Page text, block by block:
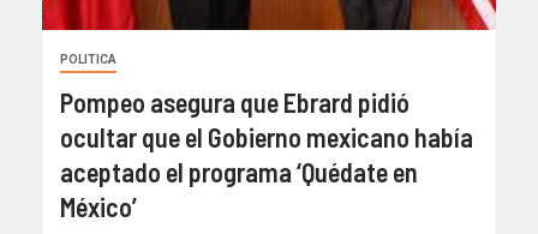
POLITICA
Pompeo asegura que Ebrard pidió
ocultar que el Gobierno mexicano había
aceptado el programa ‘Quédate en
México’